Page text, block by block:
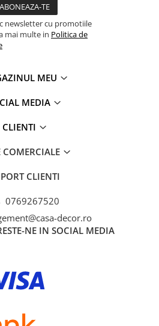
newsletter cu promotiile
mai multe in Politica de
MEU
MEDIA
CLIENTI
COMERCIALE
CLIENTI
0769267520
decor.ro
NE IN SOCIAL MEDIA